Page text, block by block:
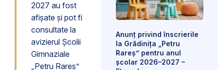
2027 au fost
afișate și pot fi
consultate la
avizierul Școlii
Gimnaziale
„Petru Rareș”
Anunț privind înscrierile
la Grădinița „Petru
Rareș” pentru anul
școlar 2026–2027 –